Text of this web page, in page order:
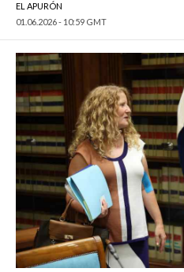
EL APURÓN
01.06.2026 - 10:59 GMT